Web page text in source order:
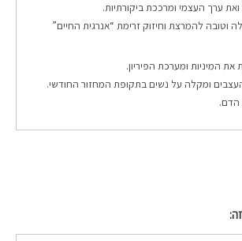
ערך העצמי ומרככת ביקורתיות.
וטובה להמרצת וחיזוק זרימת “אנרגית החיים”
המיניות ומערכת הפיריון.
ומקלה על נשים בתקופת המחזור החודשי.
הדם.